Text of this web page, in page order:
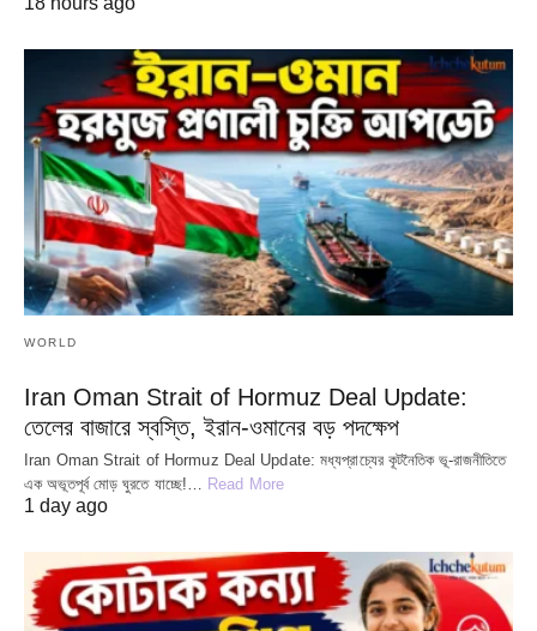
WORLD
Iran Oman Strait of Hormuz Deal Update:
তেলের বাজারে স্বস্তি, ইরান-ওমানের বড় পদক্ষেপ
Iran Oman Strait of Hormuz Deal Update: মধ্যপ্রাচ্যের কূটনৈতিক ভূ-রাজনীতিতে
এক অভূতপূর্ব মোড় ঘুরতে যাচ্ছে!…
Read More
1 day ago